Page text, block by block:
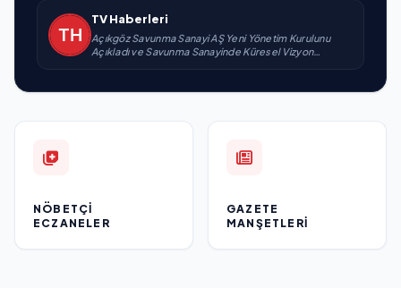
TV Haberleri
Açıkgöz Savunma Sanayi AŞ Yeni Yönetim Kurulunu
Açıkladı ve Savunma Sanayinde Küresel Vizyon
NÖBETÇI
ECZANELER
GAZETE
MANŞETLERI